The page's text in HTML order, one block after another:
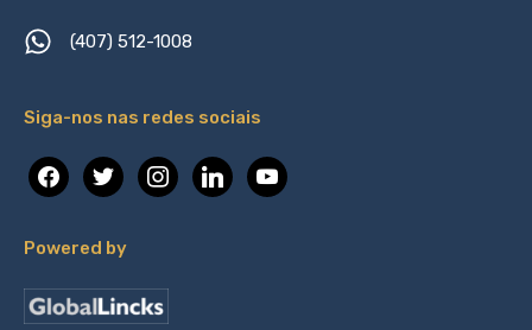
(407) 512-1008
Siga-nos nas redes sociais
facebooktwitterinstagramlinkedinyoutube
Powered by